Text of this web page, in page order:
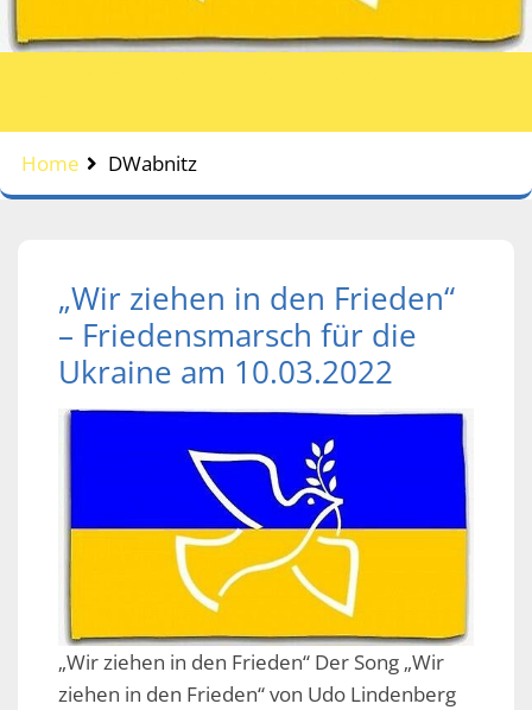
Home DWabnitz
„Wir ziehen in den Frieden“
– Friedensmarsch für die
Ukraine am 10.03.2022
„Wir ziehen in den Frieden“ Der Song „Wir
ziehen in den Frieden“ von Udo Lindenberg